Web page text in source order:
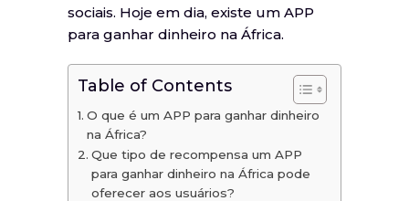
sociais. Hoje em dia, existe um APP
para ganhar dinheiro na África.
Table of Contents
O que é um APP para ganhar dinheiro
na África?
Que tipo de recompensa um APP
para ganhar dinheiro na África pode
oferecer aos usuários?